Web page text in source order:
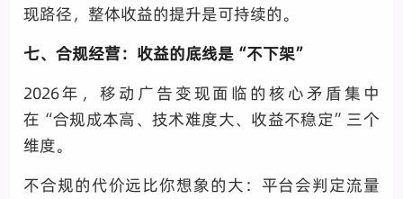
现路径，整体收益的提升是可持续的。
七、合规经营：收益的底线是“不下架”
2026年，移动广告变现面临的核心矛盾集中
在“合规成本高、技术难度大、收益不稳定”三个
维度。
不合规的代价远比你想象的大：平台会判定流量